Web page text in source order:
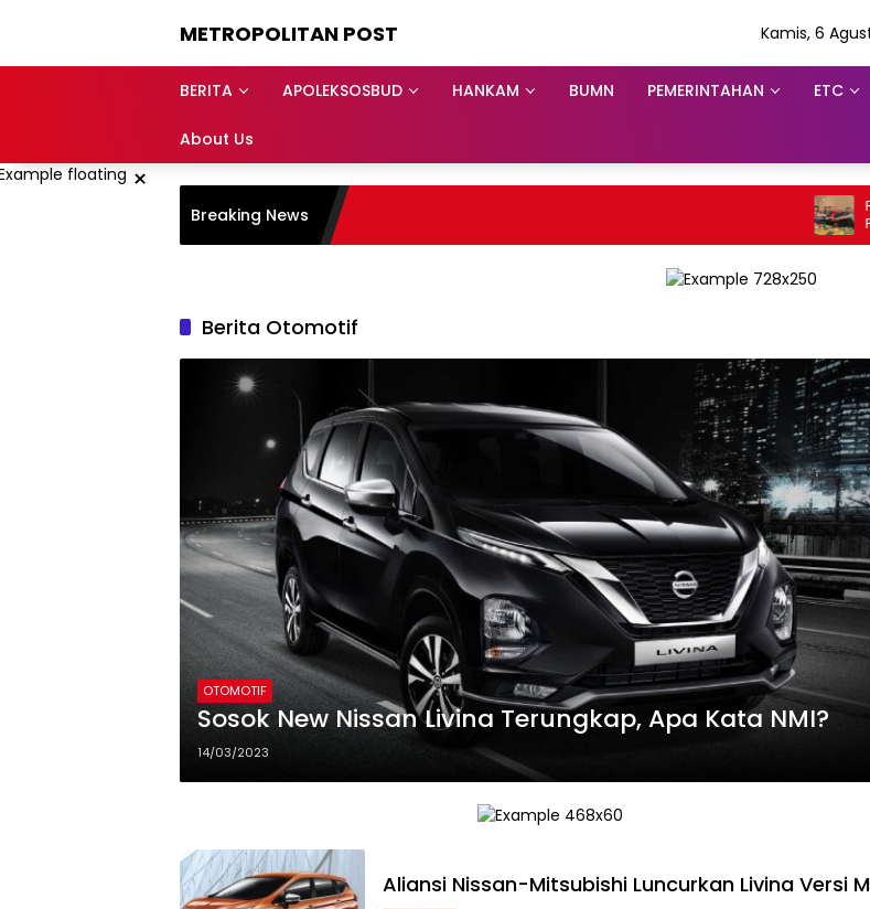
METROPOLITAN POST Kamis, 6
BERITA APOLEKSOSBUD HANKAM BUMN PEMERINTAHAN ETC
About Us
×
Breaking News
Berita Otomotif
OTOMOTIF
Sosok New Nissan Livina Terungkap, Apa Kata NMI?
14/03/2023
Aliansi Nissan-Mitsubishi Luncurkan Livina Versi